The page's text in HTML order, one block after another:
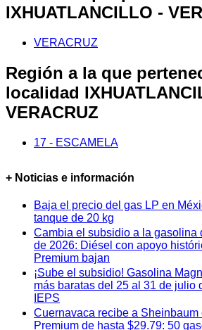
IXHUATLANCILLO -
VERACRUZ
Región a la que
localidad
VERACRUZ
17 - ESCAMELA
+ Noticias e información
Baja el precio del gas LP en
tanque de 20 kg
Cambia el subsidio a la gasolina
de 2026: Diésel con apoyo
Premium bajan
¡Sube el subsidio! Gasolina
más baratas del 25 al 31 de julio
IEPS
Cuernavaca recibe a Sheinbaum
Premium de hasta $29.79: 50